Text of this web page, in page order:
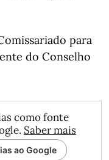
para
do Conselho
como fonte
Saber mais
ao Google